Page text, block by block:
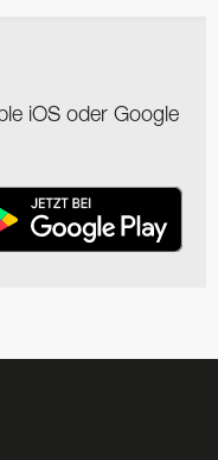
iOS oder Google